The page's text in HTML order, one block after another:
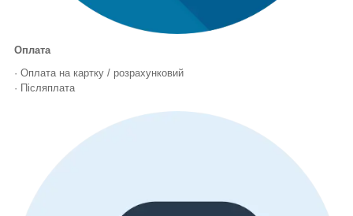
Оплата
· Оплата на картку / розрахунковий
· Післяплата